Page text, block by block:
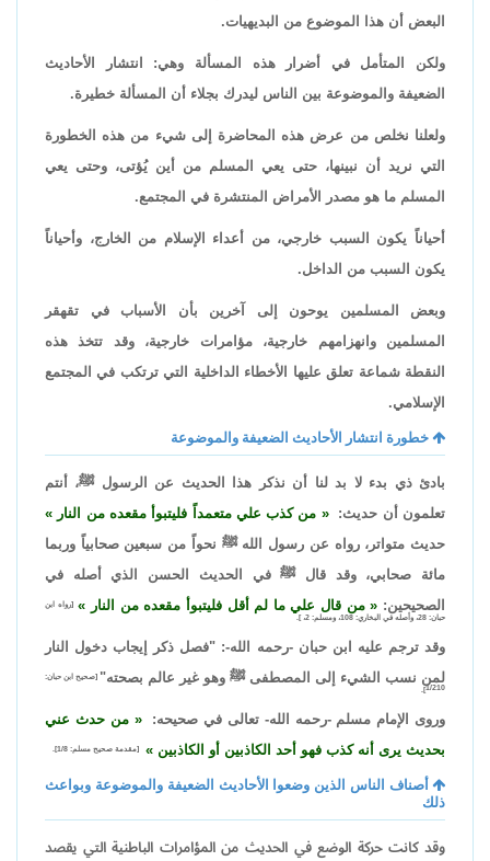
البعض أن هذا الموضوع من البديهيات.
ولكن المتأمل في أضرار هذه المسألة وهي: انتشار الأحاديث
الضعيفة والموضوعة بين الناس ليدرك بجلاء أن المسألة خطيرة.
ولعلنا نخلص من عرض هذه المحاضرة إلى شيء من هذه الخطورة
التي نريد أن نبينها، حتى يعي المسلم من أين يُؤتى، وحتى يعي
المسلم ما هو مصدر الأمراض المنتشرة في المجتمع.
أحياناً يكون السبب خارجي، من أعداء الإسلام من الخارج، وأحياناً
يكون السبب من الداخل.
وبعض المسلمين يوحون إلى آخرين بأن الأسباب في تقهقر
المسلمين وانهزامهم خارجية، مؤامرات خارجية، وقد تتخذ هذه
النقطة شماعة تعلق عليها الأخطاء الداخلية التي ترتكب في المجتمع
الإسلامي.
خطورة انتشار الأحاديث الضعيفة والموضوعة
بادئ ذي بدء لا بد لنا أن نذكر هذا الحديث عن الرسول ﷺ، أنتم
تعلمون أن حديث:
من كذب علي متعمداً فليتبوأ مقعده من النار
حديث متواتر، رواه عن رسول الله ﷺ نحواً من سبعين صحابياً وربما
مائة صحابي، وقد قال ﷺ في الحديث الحسن الذي أصله في
الصحيحين:
من قال علي ما لم أقل فليتبوأ مقعده من النار
[رواه ابن
حبان: 28، وأصله في البخاري: 108، ومسلم: 2، ].
وقد ترجم عليه ابن حبان -رحمه الله-: "فصل ذكر إيجاب دخول النار
لمن نسب الشيء إلى المصطفى ﷺ وهو غير عالم بصحته" [صحيح ابن حبان:
1/210].
وروى الإمام مسلم -رحمه الله- تعالى في صحيحه:
من حدث عني
بحديث يرى أنه كذب فهو أحد الكاذبين أو الكاذبين
[مقدمة صحيح مسلم: 1/8].
أصناف الناس الذين وضعوا الأحاديث الضعيفة والموضوعة وبواعث
ذلك
وقد كانت حركة الوضع في الحديث من المؤامرات الباطنية التي يقصد